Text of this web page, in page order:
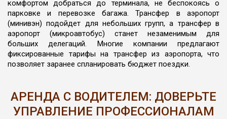
комфортом добраться до терминала, не беспокоясь о
парковке и перевозке багажа. Трансфер в аэропорт
(минивэн) подойдет для небольших групп, а трансфер в
аэропорт (микроавтобус) станет незаменимым для
больших делегаций. Многие компании предлагают
фиксированные тарифы на трансфер из аэропорта, что
позволяет заранее спланировать бюджет поездки.
АРЕНДА С ВОДИТЕЛЕМ: ДОВЕРЬТЕ
УПРАВЛЕНИЕ ПРОФЕССИОНАЛАМ